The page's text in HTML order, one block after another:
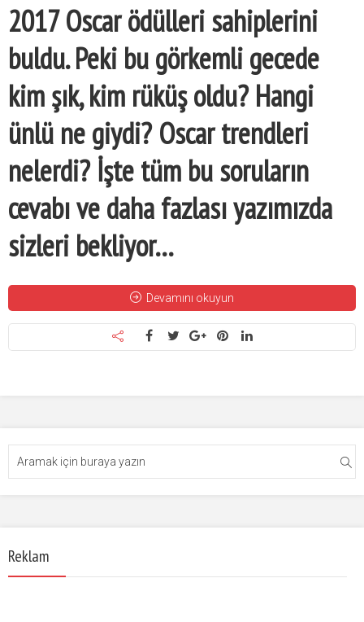
2017 Oscar ödülleri sahiplerini
buldu. Peki bu görkemli gecede
kim şık, kim rüküş oldu? Hangi
ünlü ne giydi? Oscar trendleri
nelerdi? İşte tüm bu soruların
cevabı ve daha fazlası yazımızda
sizleri bekliyor…
Devamını okuyun
Reklam